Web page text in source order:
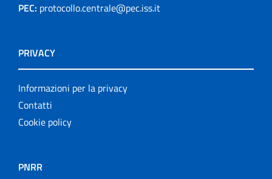
PEC: protocollo.centrale@pec.iss.it
PRIVACY
Informazioni per la privacy
Contatti
Cookie policy
PNRR